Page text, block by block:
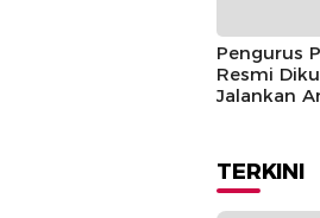
Pengurus
Resmi
Jalankan
TERKINI